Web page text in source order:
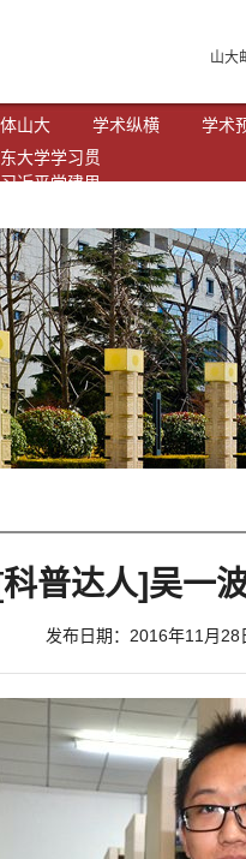
山大
山大 学术纵横 学术
大学学习贯
近平党建思
普达人]吴一
发布日期：2016年11月28